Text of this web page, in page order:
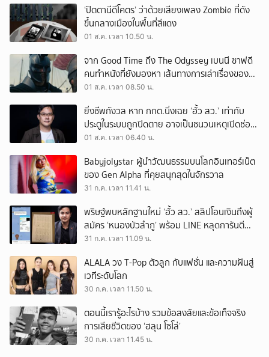
‘ปัตตานีดีโคตร’ ว่าด้วยเสียงเพลง Zombie ที่ดัง
ขึ้นกลางเมืองในพื้นที่สีแดง
01 ส.ค. เวลา 10.50 น.
จาก Good Time ถึง The Odyssey เบนนี ซาฟดี
คนทำหนังที่ยังมองหา เส้นทางการเล่าเรื่องของตัว
เอง
01 ส.ค. เวลา 08.50 น.
ยิ่งชีพกังวล หาก กกต.นิ่งเฉย ‘ฮั้ว สว.’ เท่ากับ
ประตูในระบบถูกปิดตาย อาจเป็นชนวนเหตุเปิดช่อง
‘ลงถนน’
01 ส.ค. เวลา 06.40 น.
Babyjolystar ผู้นำวัฒนธรรมบนโลกอินเทอร์เน็ต
ของ Gen Alpha ที่คุยสนุกสุดในจักรวาล
31 ก.ค. เวลา 11.41 น.
พริษฐ์พบหลักฐานใหม่ ‘ฮั้ว สว.’ สลิปโอนเงินถึงผู้
สมัคร ‘หนองบัวลำภู’ พร้อม LINE หลุดการันตี
ตำแหน่ง
31 ก.ค. เวลา 11.09 น.
ALALA วง T-Pop ตัวลูก กับแฟชั่น และความฝันสู่
เวทีระดับโลก
30 ก.ค. เวลา 11.50 น.
ตอนนี้เรารู้อะไรบ้าง รวมข้อสงสัยและข้อเท็จจริง
การเสียชีวิตของ ‘ฮลุน โซโล่’
30 ก.ค. เวลา 11.45 น.